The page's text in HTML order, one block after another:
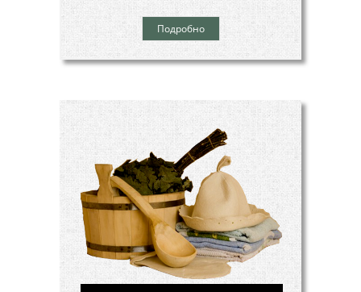
Подробно